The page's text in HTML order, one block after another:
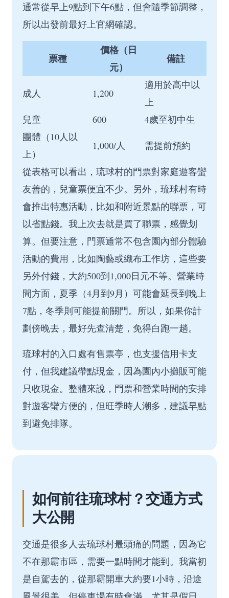
通常從早上9點到下午6點，但會隨季節調整，
所以出發前最好上官網確認。
票種
價格（日
元）
備註
成人 1,200
適用於高中以
上
兒童
600
4歲至初中生
團體（10人以
上）
1,000/人 需提前預約
從表格可以看出，琉球村的門票對家庭遊客蠻
友善的，兒童票便宜不少。另外，琉球村有時
會推出特惠活動，比如和附近景點的聯票，可
以省點錢。我上次去就是買了聯票，感覺划
算。但要注意，門票通常不包含園內部分體驗
活動的費用，比如陶藝或織布工作坊，這些要
另外付錢，大約500到1,000日元不等。營業時
間方面，夏季（4月到9月）可能會延長到晚上
7點，冬季則可能提前關門。所以，如果你計
劃傍晚去，最好先查清楚，免得白跑一趟。
琉球村的入口處有售票亭，也支援信用卡支
付，但我建議帶點現金，因為園內小攤販可能
只收現金。整體來說，門票和營業時間的安排
對遊客蠻方便的，但旺季時人潮多，建議早點
到避免排隊。
如何前往琉球村？交通方式
大公開
交通是很多人去琉球村最頭痛的問題，因為它
不在那霸市區，需要一點時間才能到。我當初
是自駕去的，從那霸開車大約要1小時，沿途